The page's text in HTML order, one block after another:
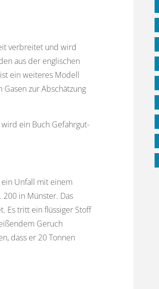
verbreitet und wird
aus der englischen
ein weiteres Modell
zur Abschätzung
ein Buch Gefahrgut-
Unfall mit einem
in Münster. Das
Es tritt ein flüssiger Stoff
Geruch
dass er 20 Tonnen